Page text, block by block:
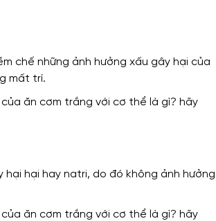
chế những ảnh hưởng xấu gây hại của
mất trí.
hại hay natri, do đó không ảnh hưởng